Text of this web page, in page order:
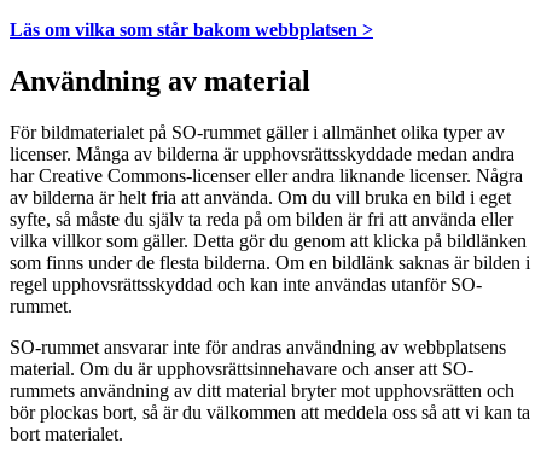
Läs om vilka som står bakom webbplatsen >
Användning av material
För bildmaterialet på SO-rummet gäller i allmänhet olika typer av
licenser. Många av bilderna är upphovsrättsskyddade medan andra
har Creative Commons-licenser eller andra liknande licenser. Några
av bilderna är helt fria att använda. Om du vill bruka en bild i eget
syfte, så måste du själv ta reda på om bilden är fri att använda eller
vilka villkor som gäller. Detta gör du genom att klicka på bildlänken
som finns under de flesta bilderna. Om en bildlänk saknas är bilden i
regel upphovsrättsskyddad och kan inte användas utanför SO-
rummet.
SO-rummet ansvarar inte för andras användning av webbplatsens
material. Om du är upphovsrättsinnehavare och anser att SO-
rummets användning av ditt material bryter mot upphovsrätten och
bör plockas bort, så är du välkommen att meddela oss så att vi kan ta
bort materialet.